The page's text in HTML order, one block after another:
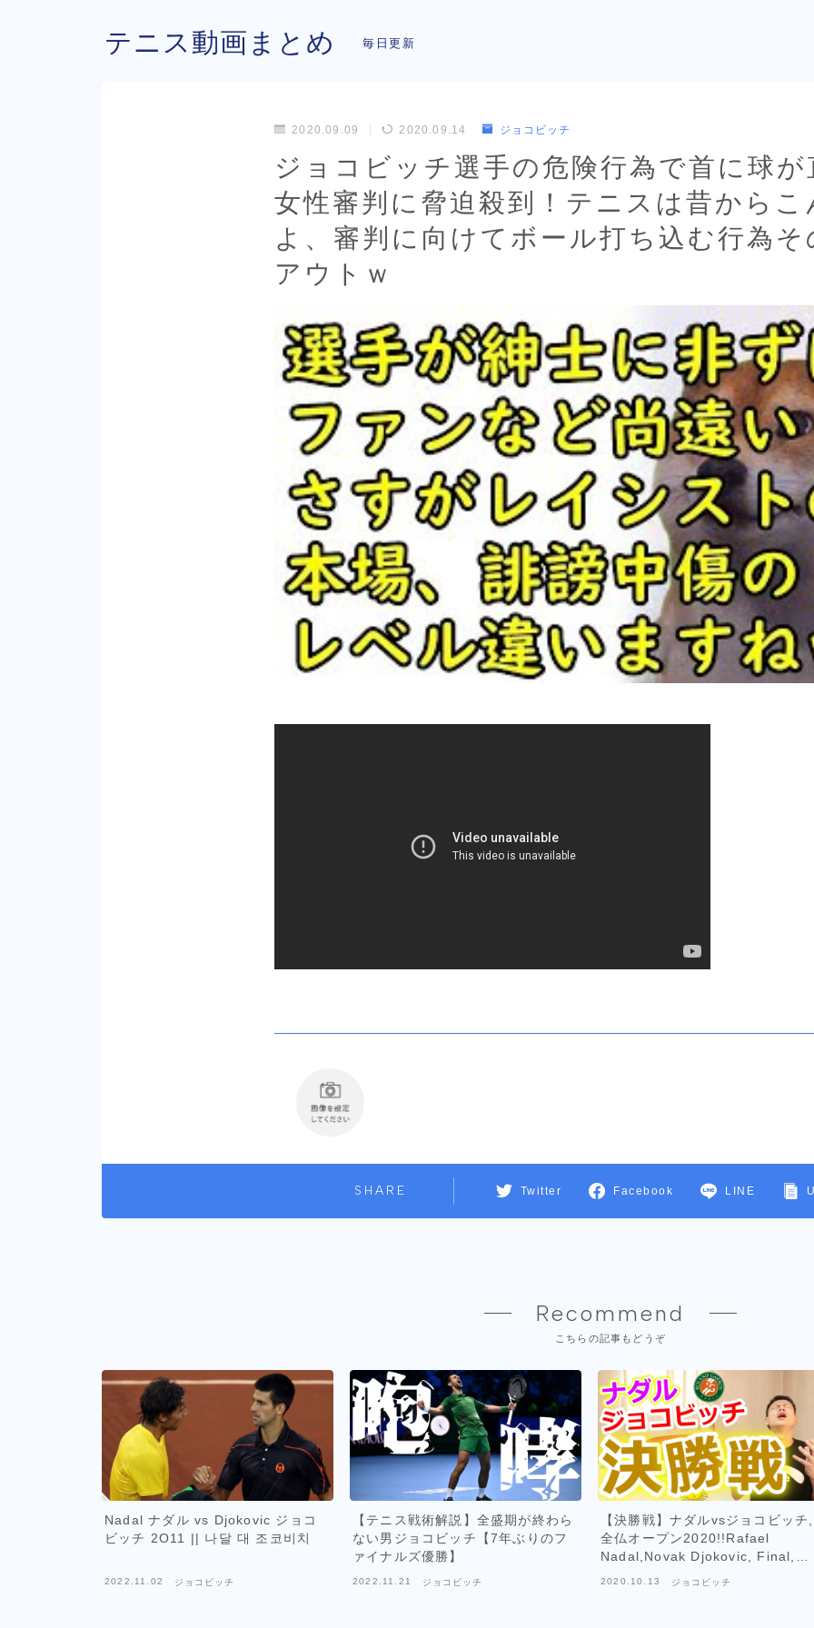
テニス動画まとめ 毎日更新
2020.09.09 2020.09.14 ジョコビッチ
ジョコビッチ選手の危険行為で首に球が
女性審判に脅迫殺到！テニスは昔からこ
よ、審判に向けてボール打ち込む行為そ
アウトｗ
SHARE Twitter Facebook LINE
Recommend
こちらの記事もどうぞ
Nadal ナダル vs Djokovic ジョコ
ビッチ 2O11 || 나달 대 조코비치
2022.11.02 ジョコビッチ
【テニス戦術解説】全盛期が終わら
ない男ジョコビッチ【7年ぶりのフ
ァイナルズ優勝】
2022.11.21 ジョコビッチ
【決勝戦】ナダルvsジョコビッチ,
全仏オープン2020!!Rafael
Nadal,Novak Djokovic, Final,
2020.10.13 ジョコビッチ